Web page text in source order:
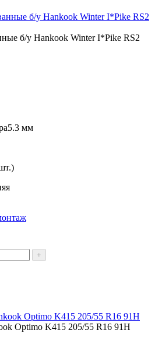
б/у Hankook Winter I*Pike RS2
5.3 мм
+
Optimo K415 205/55 R16 91H